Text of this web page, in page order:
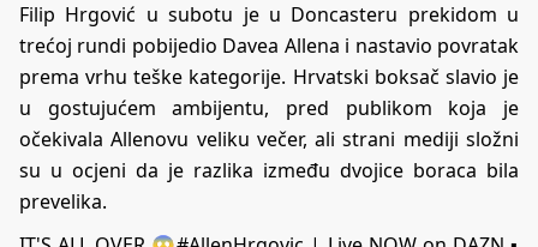
Filip Hrgović u subotu je u Doncasteru prekidom u
trećoj rundi pobijedio Davea Allena i nastavio povratak
prema vrhu teške kategorije. Hrvatski boksač slavio je
u gostujućem ambijentu, pred publikom koja je
očekivala Allenovu veliku večer, ali strani mediji složni
su u ocjeni da je razlika između dvojice boraca bila
prevelika.